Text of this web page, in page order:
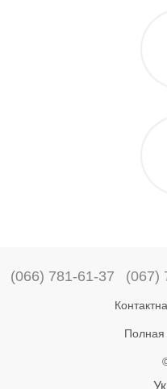
(066) 781-61-37 (067)
Полная